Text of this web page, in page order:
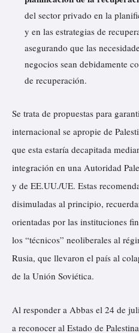
del sector privado en la
y en las estrategias de
asegurando que las
negocios sean debidamente
de recuperación.
Se trata de propuestas para
internacional se apropie de
que esta estaría decapitada
integración en una Autoridad
y de EE.UU./UE. Estas
disimuladas al principio,
orientadas por las instituciones
los “técnicos” neoliberales al
Rusia, que llevaron el país al
de la Unión Soviética.
Al responder a Abbas el 24 de
a reconocer al Estado de